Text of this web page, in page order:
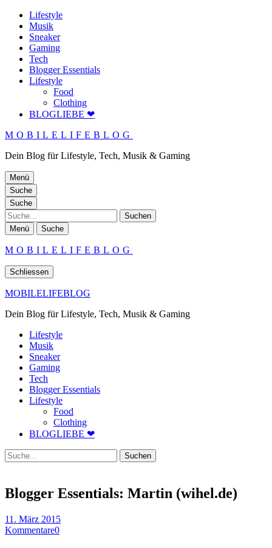
Lifestyle
Musik
Sneaker
Gaming
Tech
Blogger Essentials
Lifestyle
Food
Clothing
BLOGLIEBE ❤
MOBILELIFEBLOG
Dein Blog für Lifestyle, Tech, Musik & Gaming
Menü
Suche
Suche
Suche
Menü Suche
MOBILELIFEBLOG
Schliessen
MOBILELIFEBLOG
Dein Blog für Lifestyle, Tech, Musik & Gaming
Lifestyle
Musik
Sneaker
Gaming
Tech
Blogger Essentials
Lifestyle
Food
Clothing
BLOGLIEBE ❤
Suche
Blogger Essentials: Martin (wihel.de)
11. März 2015
Kommentare0